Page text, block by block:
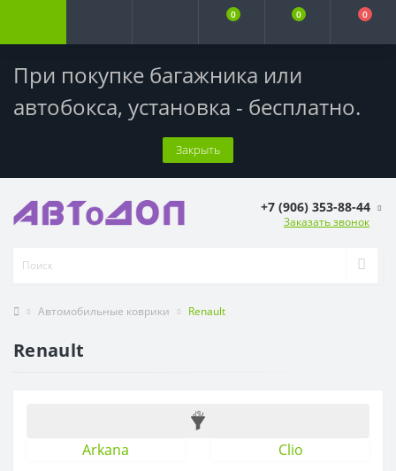
При покупке багажника или
автобокса, установка - бесплатно.
Закрыть
0 0 0
+7 (906) 353-88-44
Заказать звонок
Автомобильные коврики Renault
Renault
Arkana Clio